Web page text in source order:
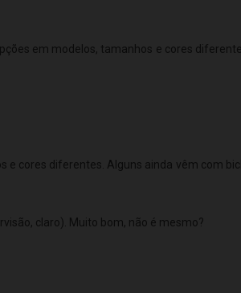
em modelos, tamanhos e cores
e cores diferentes. Alguns ainda vêm com
claro). Muito bom, não é mesmo?